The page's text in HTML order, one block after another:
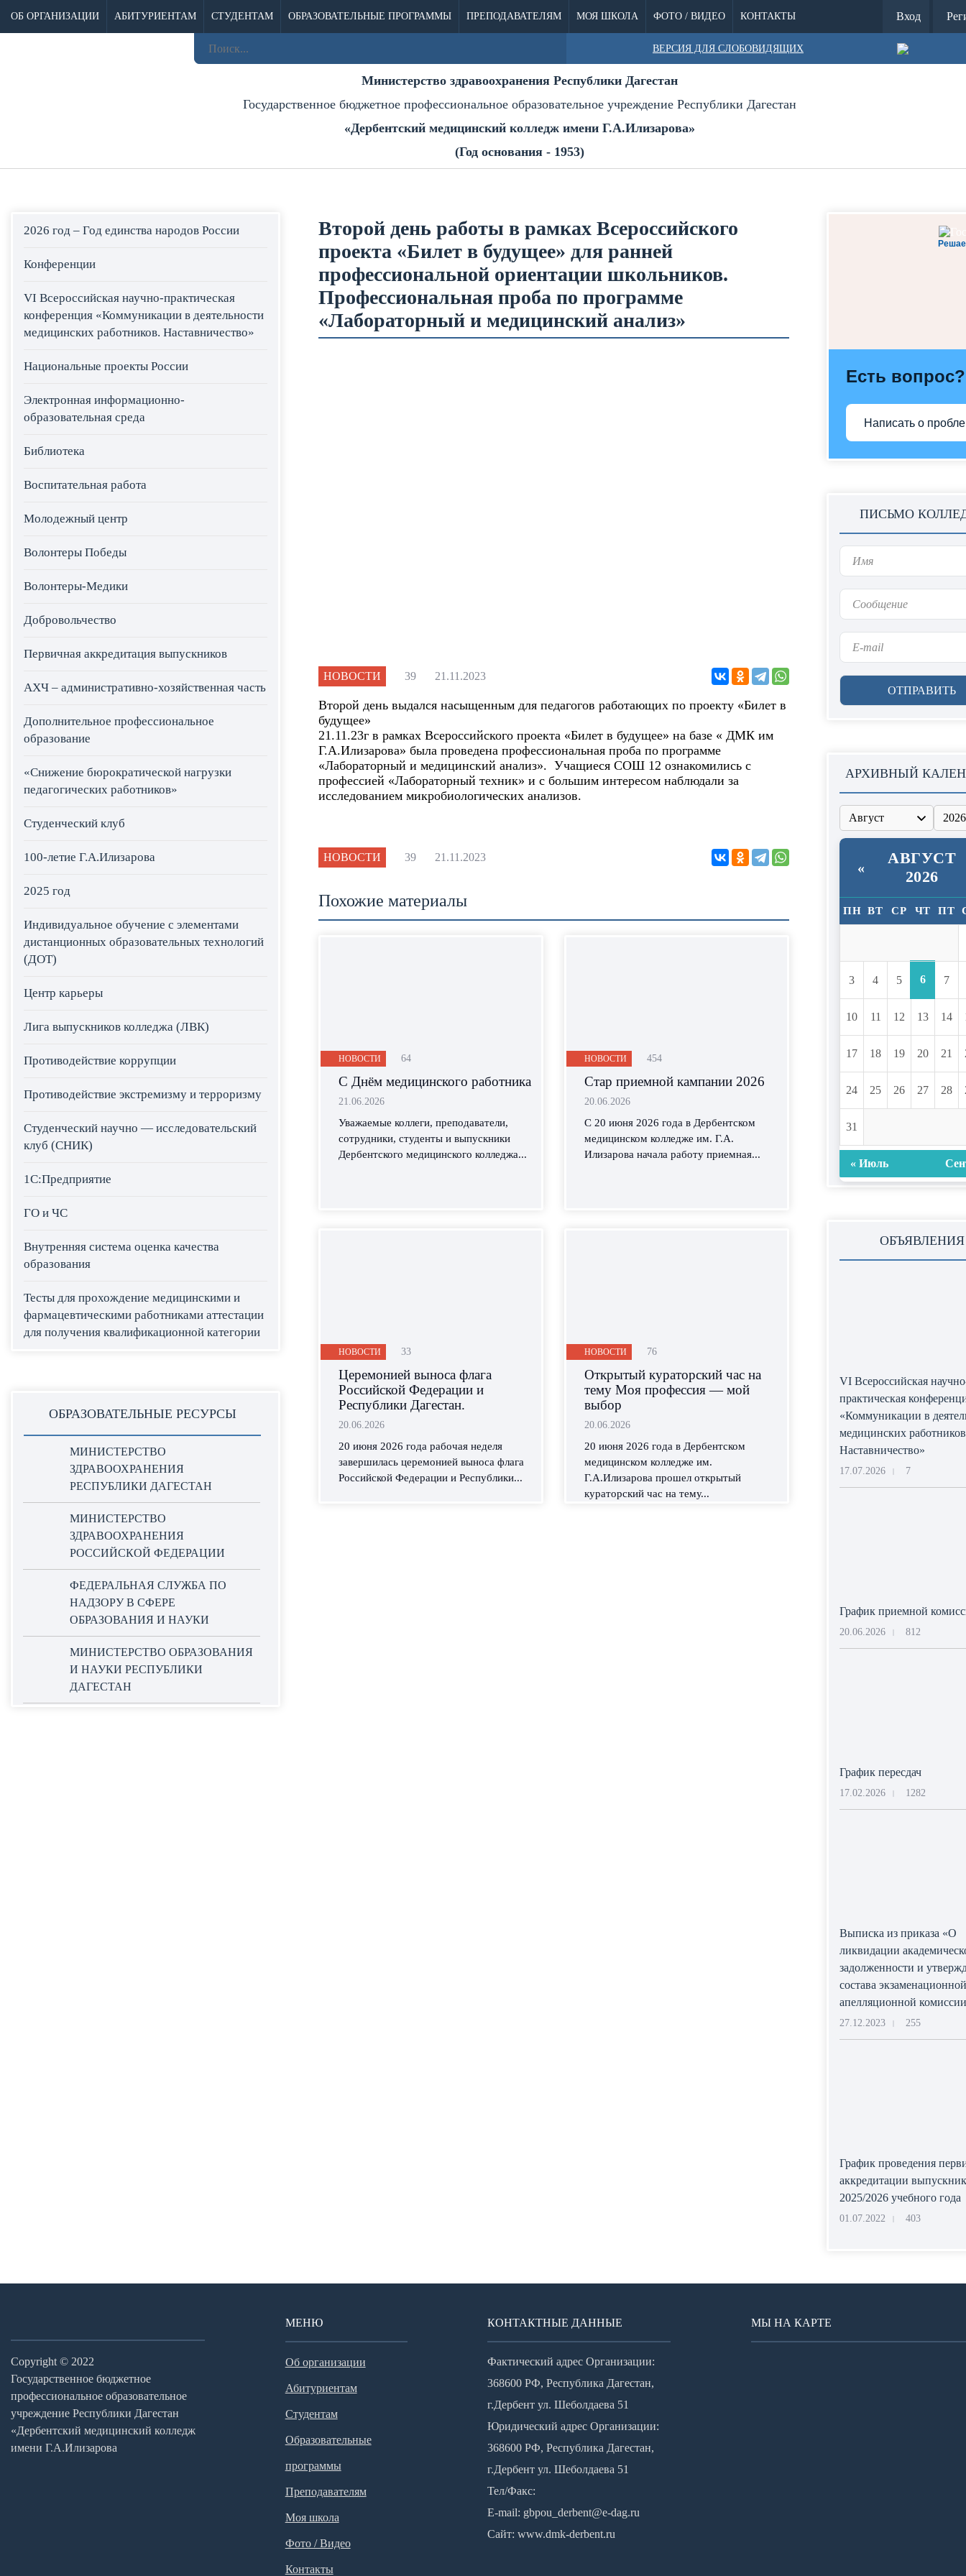
ОБ ОРГАНИЗАЦИИ АБИТУРИЕНТАМ СТУДЕНТАМ ОБРАЗОВАТЕЛЬНЫЕ ПРОГРАММЫ ПРЕПОДАВАТЕЛЯМ МОЯ ШКОЛА ФОТО / ВИДЕО КОНТАКТЫ Вход
ВЕРСИЯ ДЛЯ СЛОБОВИДЯЩИХ
Министерство здравоохранения Республики Дагестан
Государственное бюджетное профессиональное образовательное учреждение Республики Дагестан
«Дербентский медицинский колледж имени Г.А.Илизарова»
(Год основания - 1953)
2026 год – Год единства народов России
Конференции
VI Всероссийская научно-практическая
конференция «Коммуникации в деятельности
медицинских работников. Наставничество»
Национальные проекты России
Электронная информационно-
образовательная среда
Библиотека
Воспитательная работа
Молодежный центр
Волонтеры Победы
Волонтеры-Медики
Добровольчество
Первичная аккредитация выпускников
АХЧ – административно-хозяйственная часть
Дополнительное профессиональное
образование
«Снижение бюрократической нагрузки
педагогических работников»
Студенческий клуб
100-летие Г.А.Илизарова
2025 год
Индивидуальное обучение с элементами
дистанционных образовательных технологий
(ДОТ)
Центр карьеры
Лига выпускников колледжа (ЛВК)
Противодействие коррупции
Противодействие экстремизму и терроризму
Студенческий научно — исследовательский
клуб (СНИК)
1С:Предприятие
ГО и ЧС
Внутренняя система оценка качества
образования
Тесты для прохождение медицинскими и
фармацевтическими работниками аттестации
для получения квалификационной категории
ОБРАЗОВАТЕЛЬНЫЕ РЕСУРСЫ
МИНИСТЕРСТВО
ЗДРАВООХРАНЕНИЯ
РЕСПУБЛИКИ ДАГЕСТАН
МИНИСТЕРСТВО
ЗДРАВООХРАНЕНИЯ
РОССИЙСКОЙ ФЕДЕРАЦИИ
ФЕДЕРАЛЬНАЯ СЛУЖБА ПО
НАДЗОРУ В СФЕРЕ
ОБРАЗОВАНИЯ И НАУКИ
МИНИСТЕРСТВО ОБРАЗОВАНИЯ
И НАУКИ РЕСПУБЛИКИ
ДАГЕСТАН
Второй день работы в рамках Всероссийского
проекта «Билет в будущее» для ранней
профессиональной ориентации школьников.
Профессиональная проба по программе
«Лабораторный и медицинский анализ»
НОВОСТИ 39 21.11.2023
Второй день выдался насыщенным для педагогов работающих по проекту «Билет в
будущее»
21.11.23г в рамках Всероссийского проекта «Билет в будущее» на базе « ДМК им
Г.А.Илизарова» была проведена профессиональная проба по программе
«Лабораторный и медицинский анализ». Учащиеся СОШ 12 ознакомились с
профессией «Лабораторный техник» и с большим интересом наблюдали за
исследованием микробиологических анализов.
НОВОСТИ 39 21.11.2023
Похожие материалы
НОВОСТИ 64
С Днём медицинского работника
21.06.2026
Уважаемые коллеги, преподаватели,
сотрудники, студенты и выпускники
Дербентского медицинского колледжа...
НОВОСТИ 454
Стар приемной кампании 2026
20.06.2026
С 20 июня 2026 года в Дербентском
медицинском колледже им. Г.А.
Илизарова начала работу приемная...
НОВОСТИ 33
Церемонией выноса флага
Российской Федерации и
Республики Дагестан.
20.06.2026
20 июня 2026 года рабочая неделя
завершилась церемонией выноса флага
Российской Федерации и Республики...
НОВОСТИ 76
Открытый кураторский час на
тему Моя профессия — мой
выбор
20.06.2026
20 июня 2026 года в Дербентском
медицинском колледже им.
Г.А.Илизарова прошел открытый
кураторский час на тему...
Есть вопрос?
Написать о
ПИСЬМО
АРХИВНЫЙ
«
АВГУСТ
2026
ПН ВТ СР ЧТ ПТ
3 4 5 6 7
10 11 12 13 14
17 18 19 20 21
24 25 26 27 28
31
« Июль
ОБЪЯВЛЕНИЯ
VI Всероссийская
практическая
«Коммуникации в
медицинских
Наставничество»
17.07.2026 | 7
График приемной
20.06.2026 | 812
График пересдач
17.02.2026 | 1282
Выписка из приказа «О
ликвидации
задолженности и
состава
апелляционной
27.12.2023 | 255
График проведения
аккредитации
2025/2026 учебного года
01.07.2022 | 403
Copyright © 2022
Государственное бюджетное
профессиональное образовательное
учреждение Республики Дагестан
«Дербентский медицинский колледж
имени Г.А.Илизарова
МЕНЮ
Об организации
Абитуриентам
Студентам
Образовательные
программы
Преподавателям
Моя школа
Фото / Видео
Контакты
КОНТАКТНЫЕ ДАННЫЕ
Фактический адрес Организации:
368600 РФ, Республика Дагестан,
г.Дербент ул. Шеболдаева 51
Юридический адрес Организации:
368600 РФ, Республика Дагестан,
г.Дербент ул. Шеболдаева 51
Тел/Факс:
E-mail: gbpou_derbent@e-dag.ru
Сайт: www.dmk-derbent.ru
МЫ НА КАРТЕ